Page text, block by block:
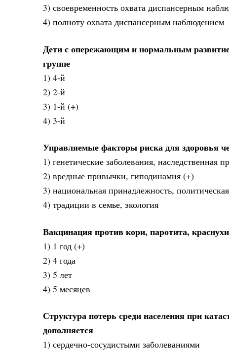
3) своевременность охвата диспансерным
4) полноту охвата диспансерным наблюдением
Дети с опережающим и нормальным
группе
1) 4-й
2) 2-й
3) 1-й (+)
4) 3-й
Управляемые факторы риска для здоровья
1) генетические заболевания, наследственная
2) вредные привычки, гиподинамия (+)
3) национальная принадлежность,
4) традиции в семье, экология
Вакцинация против кори, паротита,
1) 1 год (+)
2) 4 года
3) 5 лет
4) 5 месяцев
Структура потерь среди населения при
дополняется
1) сердечно-сосудистыми заболеваниями